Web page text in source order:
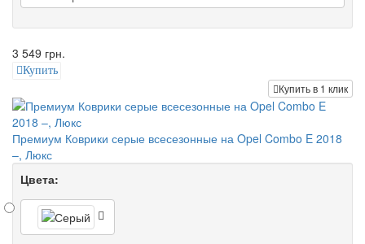
3 549 грн.
Купить
Купить в 1 клик
Премиум Коврики серые всесезонные на Opel Combo E 2018
–, Люкс
Цвета: